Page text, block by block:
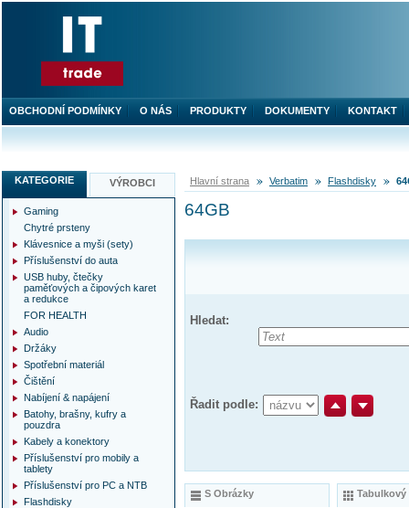
Hlavní strana Verbatim Flashdisky
64GB
Hledat:
Řadit podle:
S Obrázky Tabulkový
KATEGORIE VÝROBCI
Gaming
Chytré prsteny
Klávesnice a myši (sety)
Příslušenství do auta
USB huby, čtečky
paměťových a čipových karet
a redukce
FOR HEALTH
Audio
Držáky
Spotřební materiál
Čištění
Nabíjení & napájení
Batohy, brašny, kufry a
pouzdra
Kabely a konektory
Příslušenství pro mobily a
tablety
Příslušenství pro PC a NTB
Flashdisky
OBCHODNÍ PODMÍNKY O NÁS PRODUKTY DOKUMENTY KONTAKT